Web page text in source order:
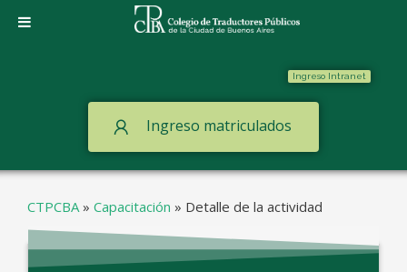
Ingreso Intranet
Ingreso matriculados
CTPCBA» Capacitación » Detalle de la actividad